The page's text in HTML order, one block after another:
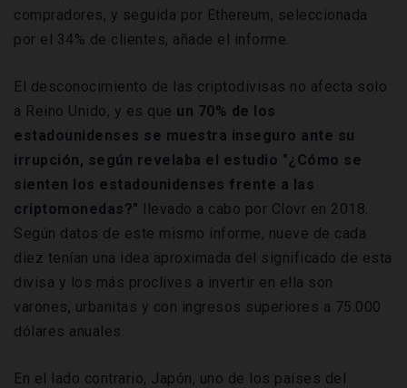
compradores, y seguida por Ethereum, seleccionada
por el 34% de clientes, añade el informe.
El desconocimiento de las criptodivisas no afecta solo
a Reino Unido, y es que un 70% de los
estadounidenses se muestra inseguro ante su
irrupción, según revelaba el estudio "¿Cómo se
sienten los estadounidenses frente a las
criptomonedas?" llevado a cabo por Clovr en 2018.
Según datos de este mismo informe, nueve de cada
diez tenían una idea aproximada del significado de esta
divisa y los más proclives a invertir en ella son
varones, urbanitas y con ingresos superiores a 75.000
dólares anuales.
En el lado contrario, Japón, uno de los países del